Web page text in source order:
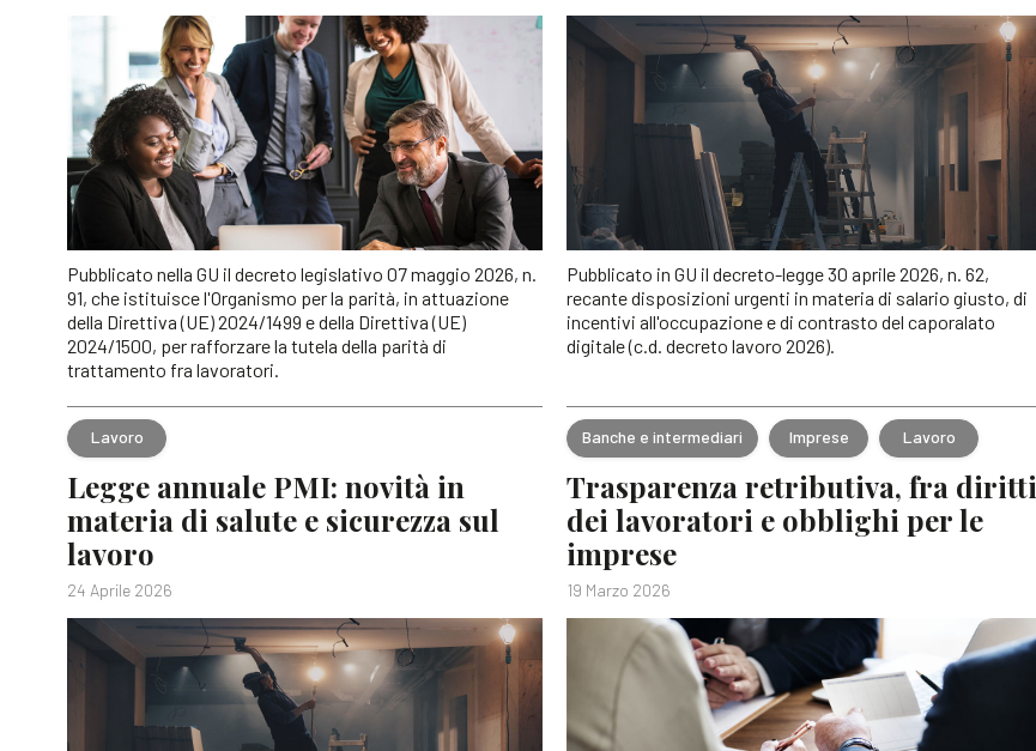
Pubblicato nella GU il decreto legislativo 07 maggio 2026, n.
91, che istituisce l'Organismo per la parità, in attuazione
della Direttiva (UE) 2024/1499 e della Direttiva (UE)
2024/1500, per rafforzare la tutela della parità di
trattamento fra lavoratori.
Pubblicato in GU il decreto-legge 30 aprile 2026, n. 62,
recante disposizioni urgenti in materia di salario giusto, di
incentivi all'occupazione e di contrasto del caporalato
digitale (c.d. decreto lavoro 2026).
Lavoro
Legge annuale PMI: novità in
materia di salute e sicurezza sul
lavoro
24 Aprile 2026
Banche e intermediari Imprese Lavoro
Trasparenza retributiva, fra diritti
dei lavoratori e obblighi per le
imprese
19 Marzo 2026